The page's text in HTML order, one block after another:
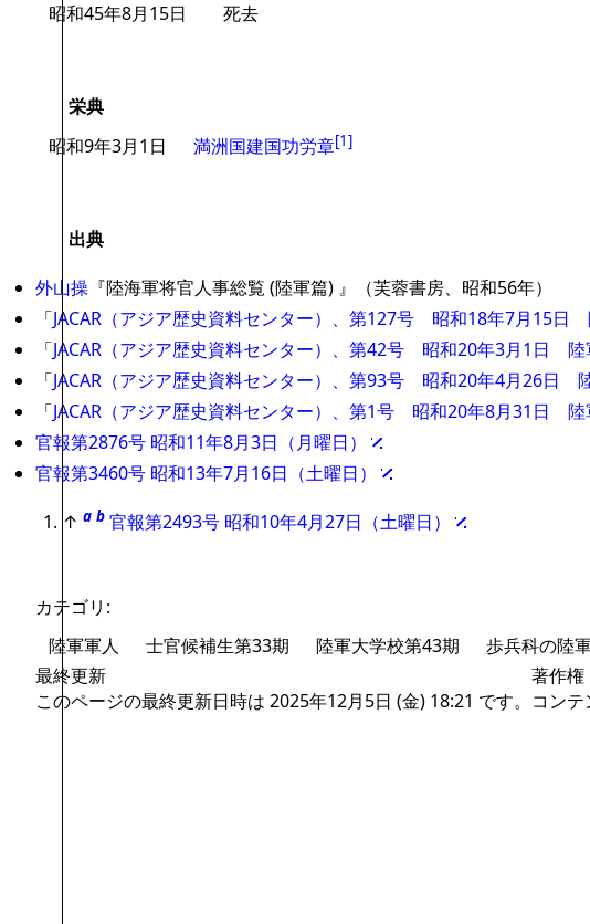
昭和45年8月15日
死去
栄典
昭和9年3月1日
満洲国建国功労章[1]
出典
外山操 『陸海軍将官人事総覧 (陸軍篇) 』（芙蓉書房、昭和56年）
「JACAR（アジア歴史資料センター）、第127号 昭和18年7月15日
「JACAR（アジア歴史資料センター）、第42号 昭和20年3月1日 陸
「JACAR（アジア歴史資料センター）、第93号 昭和20年4月26日
「JACAR（アジア歴史資料センター）、第1号 昭和20年8月31日 陸
官報第2876号 昭和11年8月3日（月曜日）
官報第3460号 昭和13年7月16日（土曜日）
↑ a b 官報第2493号 昭和10年4月27日（土曜日）
カテゴリ :
陸軍軍人
士官候補生第33期 陸軍大学校第43期 歩兵科の陸
最終更新
このページの最終更新日時は 2025年12月5日 (金) 18:21 です。
著作権
コンテ